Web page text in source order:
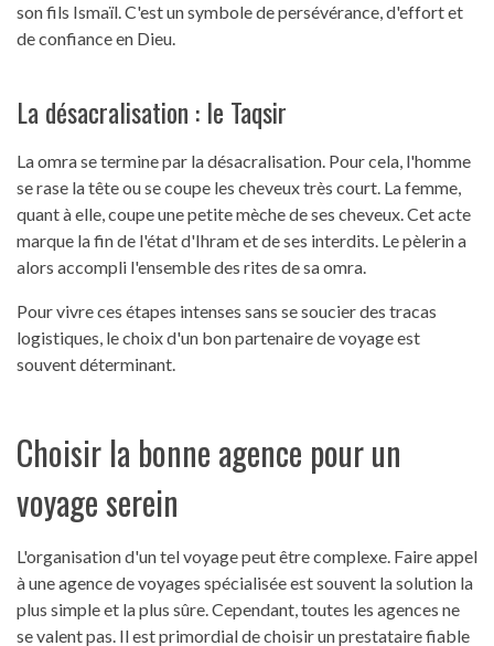
son fils Ismaïl. C'est un symbole de persévérance, d'effort et
de confiance en Dieu.
La désacralisation : le Taqsir
La omra se termine par la désacralisation. Pour cela, l'homme
se rase la tête ou se coupe les cheveux très court. La femme,
quant à elle, coupe une petite mèche de ses cheveux. Cet acte
marque la fin de l'état d'Ihram et de ses interdits. Le pèlerin a
alors accompli l'ensemble des rites de sa omra.
Pour vivre ces étapes intenses sans se soucier des tracas
logistiques, le choix d'un bon partenaire de voyage est
souvent déterminant.
Choisir la bonne agence pour un
voyage serein
L'organisation d'un tel voyage peut être complexe. Faire appel
à une agence de voyages spécialisée est souvent la solution la
plus simple et la plus sûre. Cependant, toutes les agences ne
se valent pas. Il est primordial de choisir un prestataire fiable